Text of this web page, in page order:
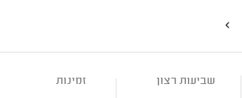
שביעות רצון
זמינות